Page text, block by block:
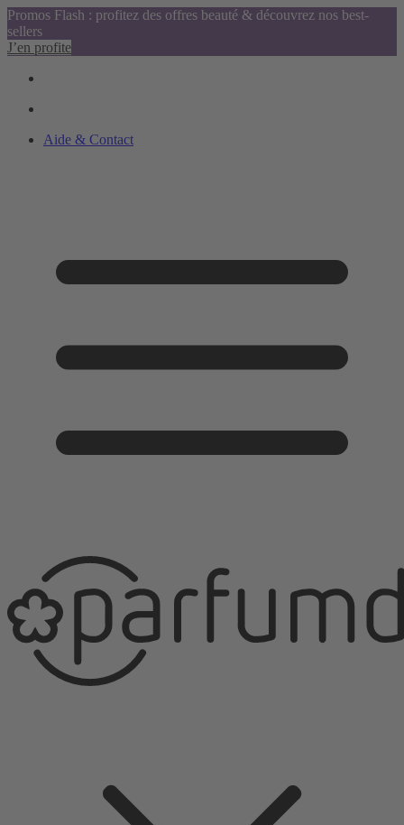
Promos Flash : profitez des offres beauté & découvrez nos best-
sellers
J’en profite
Aide & Contact